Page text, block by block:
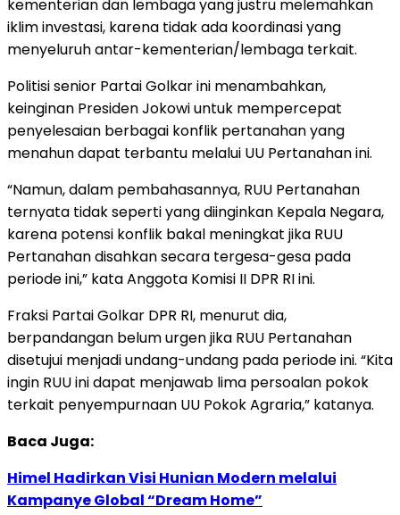
kementerian dan lembaga yang justru melemahkan
iklim investasi, karena tidak ada koordinasi yang
menyeluruh antar-kementerian/lembaga terkait.
Politisi senior Partai Golkar ini menambahkan,
keinginan Presiden Jokowi untuk mempercepat
penyelesaian berbagai konflik pertanahan yang
menahun dapat terbantu melalui UU Pertanahan ini.
“Namun, dalam pembahasannya, RUU Pertanahan
ternyata tidak seperti yang diinginkan Kepala Negara,
karena potensi konflik bakal meningkat jika RUU
Pertanahan disahkan secara tergesa-gesa pada
periode ini,” kata Anggota Komisi II DPR RI ini.
Fraksi Partai Golkar DPR RI, menurut dia,
berpandangan belum urgen jika RUU Pertanahan
disetujui menjadi undang-undang pada periode ini. “Kita
ingin RUU ini dapat menjawab lima persoalan pokok
terkait penyempurnaan UU Pokok Agraria,” katanya.
Baca Juga:
Himel Hadirkan Visi Hunian Modern melalui
Kampanye Global “Dream Home”